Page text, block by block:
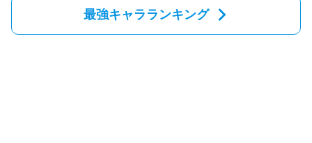
最強キャラランキング